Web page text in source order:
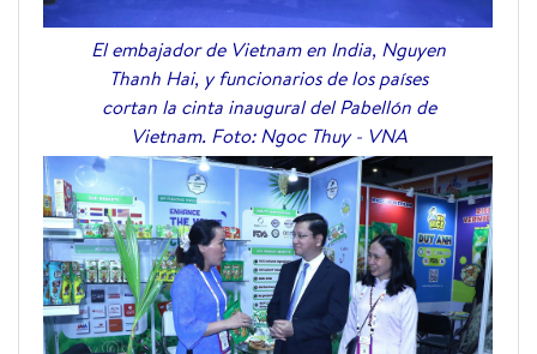
El embajador de Vietnam en India, Nguyen
Thanh Hai, y funcionarios de los países
cortan la cinta inaugural del Pabellón de
Vietnam. Foto: Ngoc Thuy - VNA